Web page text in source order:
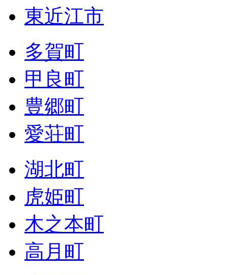
東近江市
多賀町
甲良町
豊郷町
愛荘町
湖北町
虎姫町
木之本町
高月町